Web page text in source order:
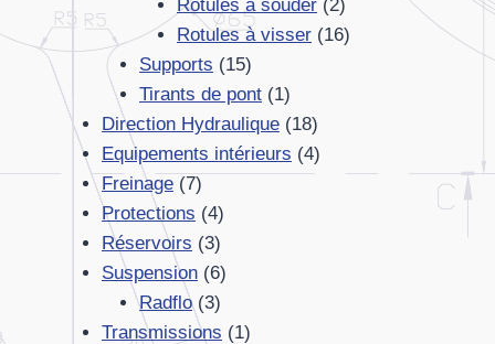
Rotules à souder 2
produits
Rotules à visser 1616
Supports 1515
produits
Tirants de pont 11
produit
Direction Hydraulique 1818
produits
Equipements intérieurs 44
Freinage 77
produits
Protections 44
produits
Réservoirs 33
produits
Suspension 66
produits
Radflo 33
produits
Transmissions 11